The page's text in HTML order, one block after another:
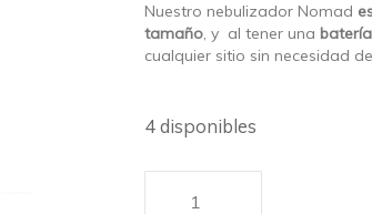
Nuestro nebulizador Nomad
tamaño, y al tener una
cualquier sitio sin necesidad
4 disponibles